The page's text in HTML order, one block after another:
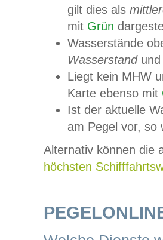
gilt dies als
mit Grün
Wasserstände
Wasserstandund
Liegt kein MHW
Karte ebenso mit
Ist der aktuelle
am Pegel vor,
Alternativ können die
höchsten